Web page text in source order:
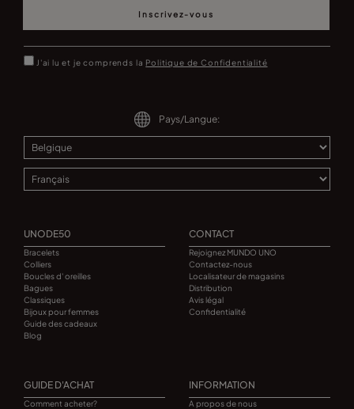
Inscrivez-vous
J'ai lu et je comprends la Politique de Confidentialité
Pays/Langue:
UNODE50
Bracelets
Colliers
Boucles d' oreilles
Bagues
Classiques
Bijoux pour femmes
Guide des cadeaux
Blog
CONTACT
Rejoignez MUNDO UNO
Contactez-nous
Localisateur de magasins
Distribution
Avis légal
Confidentialité
GUIDE D'ACHAT
Comment acheter?
INFORMATION
A propos de nous